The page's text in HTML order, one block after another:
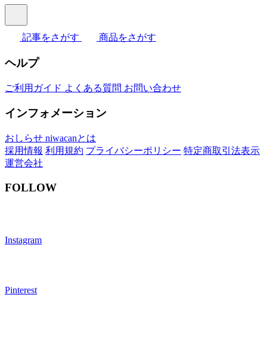
記事をさがす 商品をさがす
ヘルプ
ご利用ガイド よくある質問 お問い合わせ
インフォメーション
おしらせ niwacanとは
採用情報 利用規約 プライバシーポリシー 特定商取引法表示
運営会社
FOLLOW
Instagram
Pinterest